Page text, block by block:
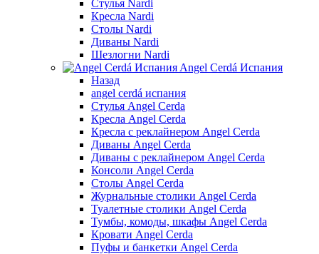
Стулья Nardi
Кресла Nardi
Столы Nardi
Диваны Nardi
Шезлогни Nardi
Angel Cerdá Испания
Назад
angel cerdá испания
Стулья Angel Cerda
Кресла Angel Cerda
Кресла с реклайнером Angel Cerda
Диваны Angel Cerda
Диваны с реклайнером Angel Cerda
Консоли Angel Cerda
Столы Angel Cerda
Журнальные столики Angel Cerda
Туалетные столики Angel Cerda
Тумбы, комоды, шкафы Angel Cerda
Кровати Angel Cerda
Пуфы и банкетки Angel Cerda